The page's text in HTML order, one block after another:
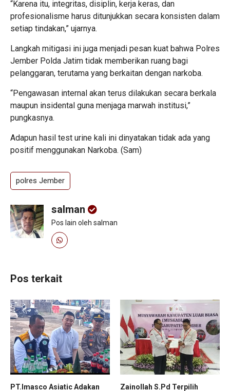
“Karena itu, integritas, disiplin, kerja keras, dan
profesionalisme harus ditunjukkan secara konsisten dalam
setiap tindakan,” ujarnya.
Langkah mitigasi ini juga menjadi pesan kuat bahwa Polres
Jember Polda Jatim tidak memberikan ruang bagi
pelanggaran, terutama yang berkaitan dengan narkoba.
“Pengawasan internal akan terus dilakukan secara berkala
maupun insidental guna menjaga marwah institusi,”
pungkasnya.
Adapun hasil test urine kali ini dinyatakan tidak ada yang
positif menggunakan Narkoba. (Sam)
polres Jember
salman
Pos lain oleh salman
Pos terkait
PT.Imasco Asiatic Adakan Zainollah S.Pd Terpilih